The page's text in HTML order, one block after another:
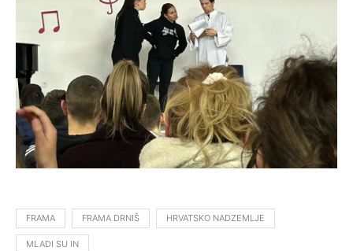
FRAMA FRAMA DRNIŠ HRVATSKO NADZEMLJE
MLADI SU IN